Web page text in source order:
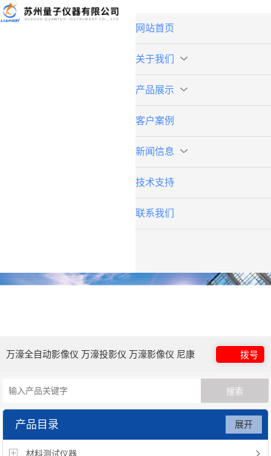
网站首页
关于我们
产品展示
客户案例
新闻信息
技术支持
联系我们
万濠全自动影像仪 万濠投影仪 万濠影像仪 尼康
高度计 三丰518-351DC 尼康工具显微镜
Magnescale传感器 展模具配件 大理石平板 万濠
拨号
产品目录
材料测试仪器
展开